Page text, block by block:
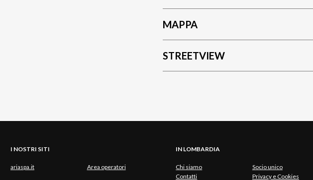
MAPPA
STREETVIEW
I NOSTRI SITI
ariaspa.it Area operatori
IN LOMBARDIA
Chi siamo
Socio unico
Contatti
Privacy e Cookies